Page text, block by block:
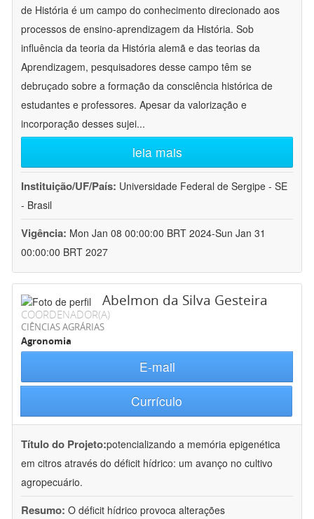
de História é um campo do conhecimento direcionado aos
processos de ensino-aprendizagem da História. Sob
influência da teoria da História alemã e das teorias da
Aprendizagem, pesquisadores desse campo têm se
debruçado sobre a formação da consciência histórica de
estudantes e professores. Apesar da valorização e
incorporação desses sujei...
leia mais
Instituição/UF/País: Universidade Federal de Sergipe - SE
- Brasil
Vigência: Mon Jan 08 00:00:00 BRT 2024-Sun Jan 31
00:00:00 BRT 2027
Abelmon da Silva Gesteira
COORDENADOR(A)
CIÊNCIAS AGRÁRIAS
Agronomia
E-mail
Currículo
Título do Projeto:potencializando a memória epigenética
em citros através do déficit hídrico: um avanço no cultivo
agropecuário.
Resumo: O déficit hídrico provoca alterações